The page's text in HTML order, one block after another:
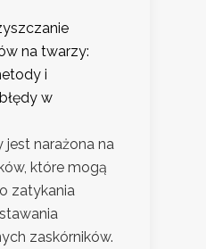
na twarzy:
i
w
jest narażona na
które mogą
zatykania
zaskórników.